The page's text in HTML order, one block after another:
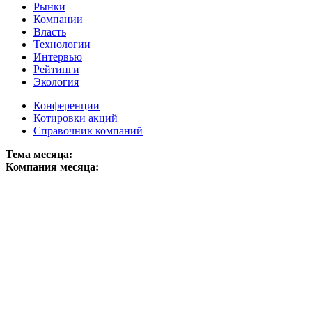
Рынки
Компании
Власть
Технологии
Интервью
Рейтинги
Экология
Конференции
Котировки акций
Справочник компаний
Тема месяца:
Компания месяца: